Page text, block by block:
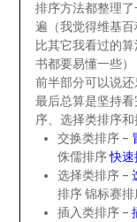
排序方法都整理了
遍（我觉得维基百
比其它我看过的算
书都要易懂一些）
前半部分可以说
最后总算是坚持
序、选择类排序和
交换类排序 –
侏儒排序快速
选择类排序 –
排序 锦标赛
插入类排序 –